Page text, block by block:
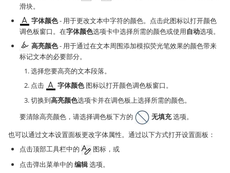
滑块。
字体颜色- 用于更改文本中字符的颜色。点击此图标以打开颜色
调色板窗口。在字体颜色选项卡中选择所需的颜色或使用自动选项。
高亮颜色- 用于通过在文本周围添加模拟荧光笔效果的颜色带来
标记文本的必要部分。
选择您要高亮的文本段落。
点击
字体颜色图标以打开颜色调色板窗口。
切换到高亮颜色选项卡并在调色板上选择所需的颜色。
要清除高亮颜色，请选择调色板下方的
无填充选项。
也可以通过文本设置面板更改字体属性。通过以下方式打开设置面板：
点击顶部工具栏中的
图标，或
点击弹出菜单中的 编辑选项。